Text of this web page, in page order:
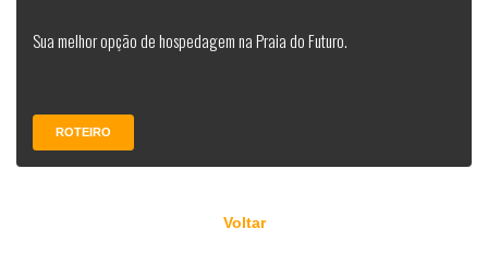
Sua melhor opção de hospedagem na Praia do Futuro.
ROTEIRO
Voltar